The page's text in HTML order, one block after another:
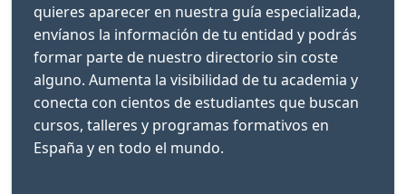
quieres aparecer en nuestra guía especializada,
envíanos la información de tu entidad y podrás
formar parte de nuestro directorio sin coste
alguno. Aumenta la visibilidad de tu academia y
conecta con cientos de estudiantes que buscan
cursos, talleres y programas formativos en
España y en todo el mundo.